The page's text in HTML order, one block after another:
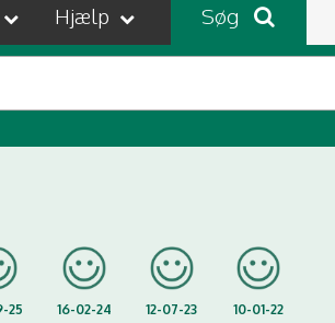
Hjælp Søg
25 16-02-24 12-07-23 10-01-22